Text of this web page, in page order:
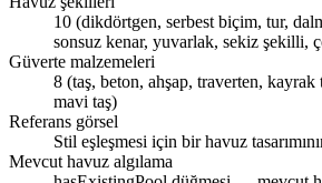
10 (dikdörtgen, serbest biçim, tur,
sonsuz kenar, yuvarlak, sekiz şekilli,
Güverte malzemeleri
8 (taş, beton, ahşap, traverten, kayrak
mavi taş)
Referans görsel
Stil eşleşmesi için bir havuz
Mevcut havuz algılama